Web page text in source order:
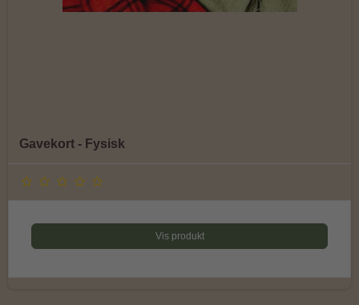
Gavekort - Fysisk
Vis produkt